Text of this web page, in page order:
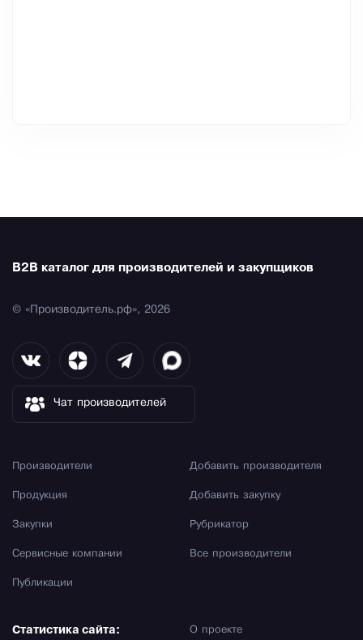
B2B каталог для производителей и закупщиков
© «Производитель.рф», 2026
Чат производителей
Производители
Продукция
Закупки
Сервисные компании
Публикации
Добавить производителя
Добавить закупку
Рубрикатор
Все производители
О проекте
Статистика сайта: